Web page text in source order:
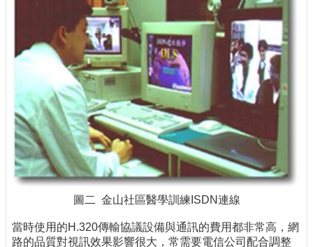
專
欄
圖二 金山社區醫學訓練ISDN連線
當時使用的H.320傳輸協議設備與通訊的費用都非常高，網
路的品質對視訊效果影響很大，常需要電信公司配合調整